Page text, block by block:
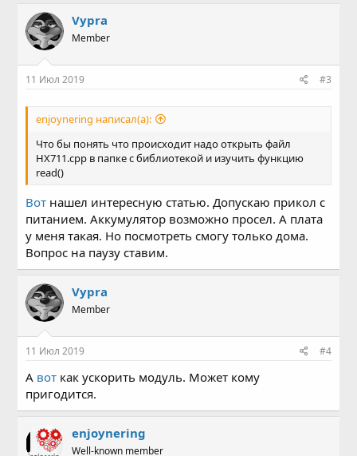
Vypra
Member
11 Июл 2019 #3
enjoynering написал(а):
Что бы понять что происходит надо открыть файл
HX711.cpp в папке с библиотекой и изучить функцию
read()
Вот нашел интересную статью. Допускаю прикол с
питанием. Аккумулятор возможно просел. А плата
у меня такая. Но посмотреть смогу только дома.
Вопрос на паузу ставим.
Vypra
Member
11 Июл 2019 #4
А вот как ускорить модуль. Может кому
пригодится.
enjoynering
Well-known member